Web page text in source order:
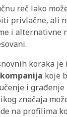
reč lako
privlačne, ali
i alternativne
koraka
koje
i građenje
značaja
na profilima